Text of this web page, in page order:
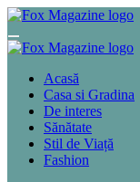
Sari
conținut
Acasă
Casa si Gradina
De interes
Sănătate
Stil de Viață
Fashion